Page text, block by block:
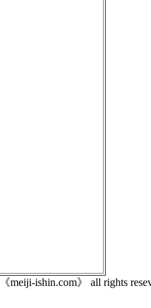
《meiji-ishin.com》 all rights